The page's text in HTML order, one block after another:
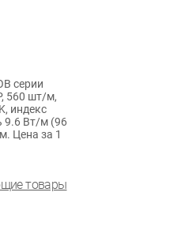
серии
560 шт/м,
индекс
9.6 Вт/м (96
Цена за 1
товары